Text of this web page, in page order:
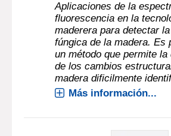
Aplicaciones de la
fluorescencia en la
maderera para detectar
fúngica de la madera. Es
un método que permite la
de los cambios
madera dificilmente
Más información...